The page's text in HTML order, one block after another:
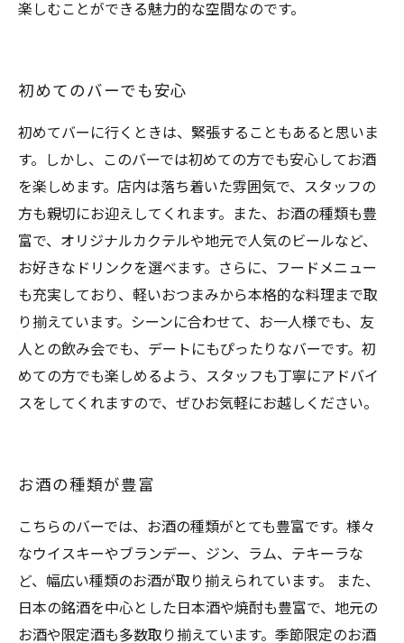
楽しむことができる魅力的な空間なのです。
初めてのバーでも安心
初めてバーに行くときは、緊張することもあると思いま
す。しかし、このバーでは初めての方でも安心してお酒
を楽しめます。店内は落ち着いた雰囲気で、スタッフの
方も親切にお迎えしてくれます。また、お酒の種類も豊
富で、オリジナルカクテルや地元で人気のビールなど、
お好きなドリンクを選べます。さらに、フードメニュー
も充実しており、軽いおつまみから本格的な料理まで取
り揃えています。シーンに合わせて、お一人様でも、友
人との飲み会でも、デートにもぴったりなバーです。初
めての方でも楽しめるよう、スタッフも丁寧にアドバイ
スをしてくれますので、ぜひお気軽にお越しください。
お酒の種類が豊富
こちらのバーでは、お酒の種類がとても豊富です。様々
なウイスキーやブランデー、ジン、ラム、テキーラな
ど、幅広い種類のお酒が取り揃えられています。 また、
日本の銘酒を中心とした日本酒や焼酎も豊富で、地元の
お酒や限定酒も多数取り揃えています。季節限定のお酒